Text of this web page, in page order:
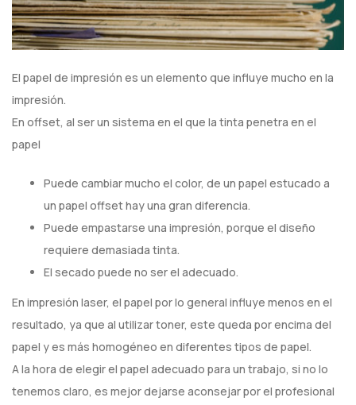
El papel de impresión es un elemento que influye mucho en la
impresión.
En offset, al ser un sistema en el que la tinta penetra en el
papel
Puede cambiar mucho el color, de un papel estucado a
un papel offset hay una gran diferencia.
Puede empastarse una impresión, porque el diseño
requiere demasiada tinta.
El secado puede no ser el adecuado.
En impresión laser, el papel por lo general influye menos en el
resultado, ya que al utilizar toner, este queda por encima del
papel y es más homogéneo en diferentes tipos de papel.
A la hora de elegir el papel adecuado para un trabajo, si no lo
tenemos claro, es mejor dejarse aconsejar por el profesional